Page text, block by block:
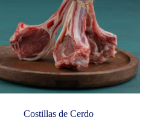
Costillas de Cerdo